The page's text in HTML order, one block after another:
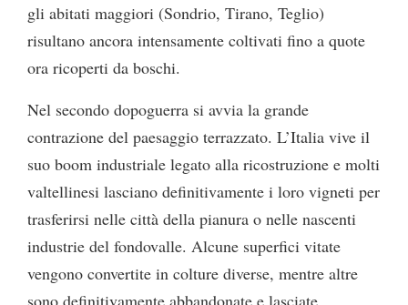
gli abitati maggiori (Sondrio, Tirano, Teglio)
risultano ancora intensamente coltivati fino a quote
ora ricoperti da boschi.
Nel secondo dopoguerra si avvia la grande
contrazione del paesaggio terrazzato. L’Italia vive il
suo boom industriale legato alla ricostruzione e molti
valtellinesi lasciano definitivamente i loro vigneti per
trasferirsi nelle città della pianura o nelle nascenti
industrie del fondovalle. Alcune superfici vitate
vengono convertite in colture diverse, mentre altre
sono definitivamente abbandonate e lasciate